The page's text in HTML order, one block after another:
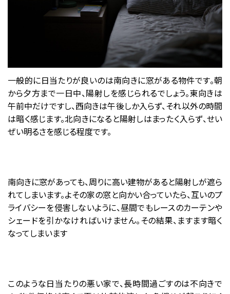
一般的に日当たりが良いのは南向きに窓がある物件です。朝
から夕方まで一日中、陽射しを感じられるでしょう。東向きは
午前中だけですし、西向きは午後しか入らず、それ以外の時間
は暗く感じます。北向きになると陽射しはまったく入らず、せい
ぜい明るさを感じる程度です。
南向きに窓があっても、周りに高い建物があると陽射しが遮ら
れてしまいます。よその家の窓と向かい合っていたら、互いのプ
ライバシーを侵害しないように、昼間でもレースのカーテンや
シェードを引かなければいけません。その結果、ますます暗く
なってしまいます
このような日当たりの悪い家で、長時間過ごすのは不向きで